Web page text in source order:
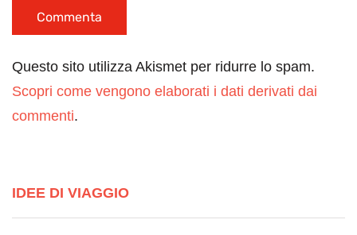
Questo sito utilizza Akismet per ridurre lo spam.
Scopri come vengono elaborati i dati derivati dai
commenti.
IDEE DI VIAGGIO